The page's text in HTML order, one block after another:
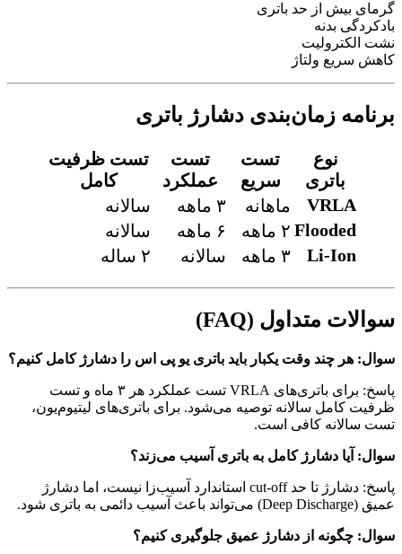
گرمای بیش از حد باتری
بادکردگی بدنه
نشت الکترولیت
کاهش سریع ولتاژ
برنامه زمان‌بندی دشارژ باتری
نوع
باتری
تست
سریع
تست
عملکرد
تست ظرفیت
کامل
VRLA
ماهانه ۳ ماهه
سالانه
Flooded ۲ ماهه ۶ ماهه
سالانه
Li-Ion
۳ ماهه سالانه ۲ ساله
سوالات متداول (FAQ)
سوال: هر چند وقت یکبار باید باتری یو پی اس را دشارژ کامل کنیم؟
پاسخ: برای باتری‌های VRLA تست عملکرد هر ۳ ماه و تست
ظرفیت کامل سالانه توصیه می‌شود. برای باتری‌های لیتیوم‌یون،
تست سالانه کافی است.
سوال: آیا دشارژ کامل به باتری آسیب می‌زند؟
پاسخ: دشارژ تا حد cut-off استاندارد آسیب‌زا نیست، اما دشارژ
عمیق (Deep Discharge) می‌تواند باعث آسیب دائمی به باتری شود.
سوال: چگونه از دشارژ عمیق جلوگیری کنیم؟